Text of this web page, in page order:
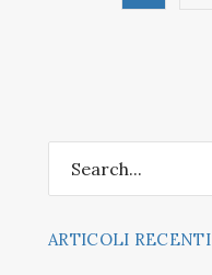
ARTICOLI RECENTI